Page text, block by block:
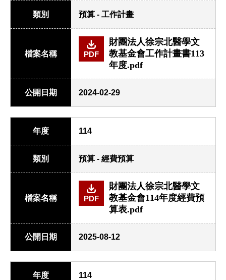
類別 預算 - 工作計畫
檔案名稱 PDF
財團法人徐宗北醫學文
教基金會工作計畫書113
年度.pdf
公開日期 2024-02-29
年度 114
類別 預算 - 經費預算
檔案名稱 PDF
財團法人徐宗北醫學文
教基金會114年度經費預
算表.pdf
公開日期 2025-08-12
年度 114